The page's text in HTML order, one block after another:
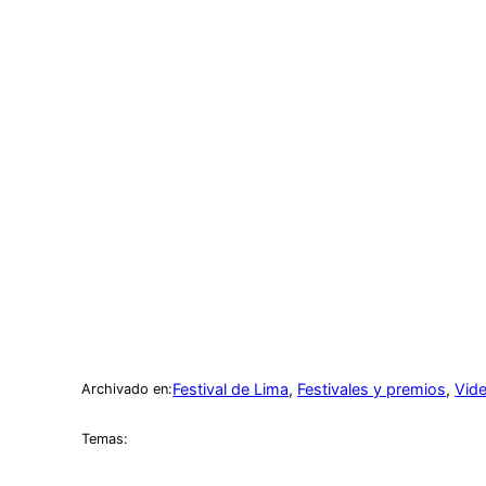
Archivado en:Festival de Lima, Festivales y premios,
Temas: